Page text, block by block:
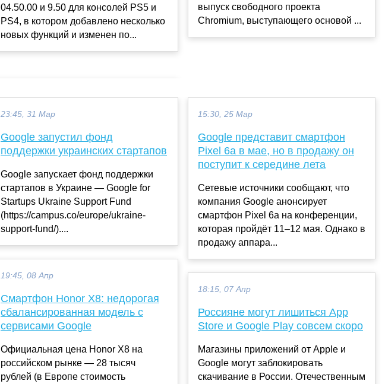
04.50.00 и 9.50 для консолей PS5 и
PS4, в котором добавлено несколько
новых функций и изменен по...
выпуск свободного проекта
Chromium, выступающего основой ...
23:45, 31 Мар
Google запустил фонд
поддержки украинских стартапов
Google запускает фонд поддержки
стартапов в Украине — Google for
Startups Ukraine Support Fund
(https://campus.co/europe/ukraine-
support-fund/)....
19:45, 08 Апр
Смартфон Honor X8: недорогая
сбалансированная модель с
сервисами Google
Официальная цена Honor X8 на
российском рынке — 28 тысяч
рублей (в Европе стоимость
15:30, 25 Мар
Google представит смартфон
Pixel 6a в мае, но в продажу он
поступит к середине лета
Сетевые источники сообщают, что
компания Google анонсирует
смартфон Pixel 6a на конференции,
которая пройдёт 11–12 мая. Однако в
продажу аппара...
18:15, 07 Апр
Россияне могут лишиться App
Store и Google Play совсем скоро
Магазины приложений от Apple и
Google могут заблокировать
скачивание в России. Отечественным